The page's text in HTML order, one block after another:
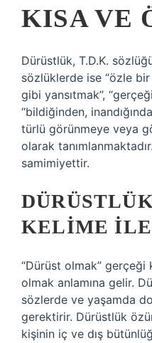
KISA VE
Dürüstlük, T.D.K.
sözlüklerde ise “özle
gibi yansıtmak”,
“bildiğinden,
türlü görünmeye veya
olarak
samimiyettir.
KELIME ILE
“Dürüst olmak”
olmak anlamına gelir.
sözlerde ve yaşamda
gerektirir. Dürüstlük
kişinin iç ve dış